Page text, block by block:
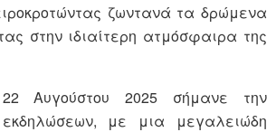
ζωντανά τα δρώμενα
στην ιδιαίτερη ατμόσφαιρα της
Αυγούστου 2025 σήμανε την
με μια μεγαλειώδη